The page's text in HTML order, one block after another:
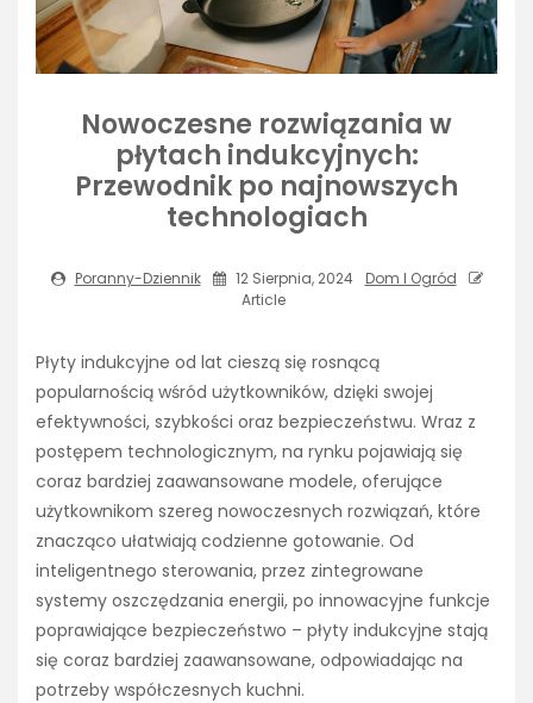
Nowoczesne rozwiązania w
płytach indukcyjnych:
Przewodnik po najnowszych
technologiach
Poranny-Dziennik 12 Sierpnia, 2024
Dom I Ogród
Article
Płyty indukcyjne od lat cieszą się rosnącą
popularnością wśród użytkowników, dzięki swojej
efektywności, szybkości oraz bezpieczeństwu. Wraz z
postępem technologicznym, na rynku pojawiają się
coraz bardziej zaawansowane modele, oferujące
użytkownikom szereg nowoczesnych rozwiązań, które
znacząco ułatwiają codzienne gotowanie. Od
inteligentnego sterowania, przez zintegrowane
systemy oszczędzania energii, po innowacyjne funkcje
poprawiające bezpieczeństwo – płyty indukcyjne stają
się coraz bardziej zaawansowane, odpowiadając na
potrzeby współczesnych kuchni.